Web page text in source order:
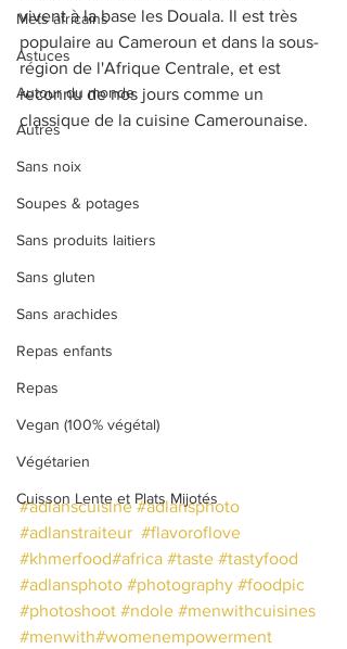
Mets africains
Astuces
Autour du monde
Autres
Sans noix
Soupes & potages
Sans produits laitiers
Sans gluten
Sans arachides
Repas enfants
Repas
Vegan (100% végétal)
Végétarien
Cuisson Lente et Plats Mijotés
vivent à la base les Douala. Il est très
populaire au Cameroun et dans la sous-
région de l'Afrique Centrale, et est
reconnu de nos jours comme un
classique de la cuisine Camerounaise.
#adlanscuisine #adlansphoto
#adlanstraiteur #flavoroflove
#khmerfood#africa #taste #tastyfood
#adlansphoto #photography #foodpic
#photoshoot #ndole #menwithcuisines
#menwith#womenempowerment